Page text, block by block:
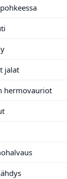
jalat
hermovauriot